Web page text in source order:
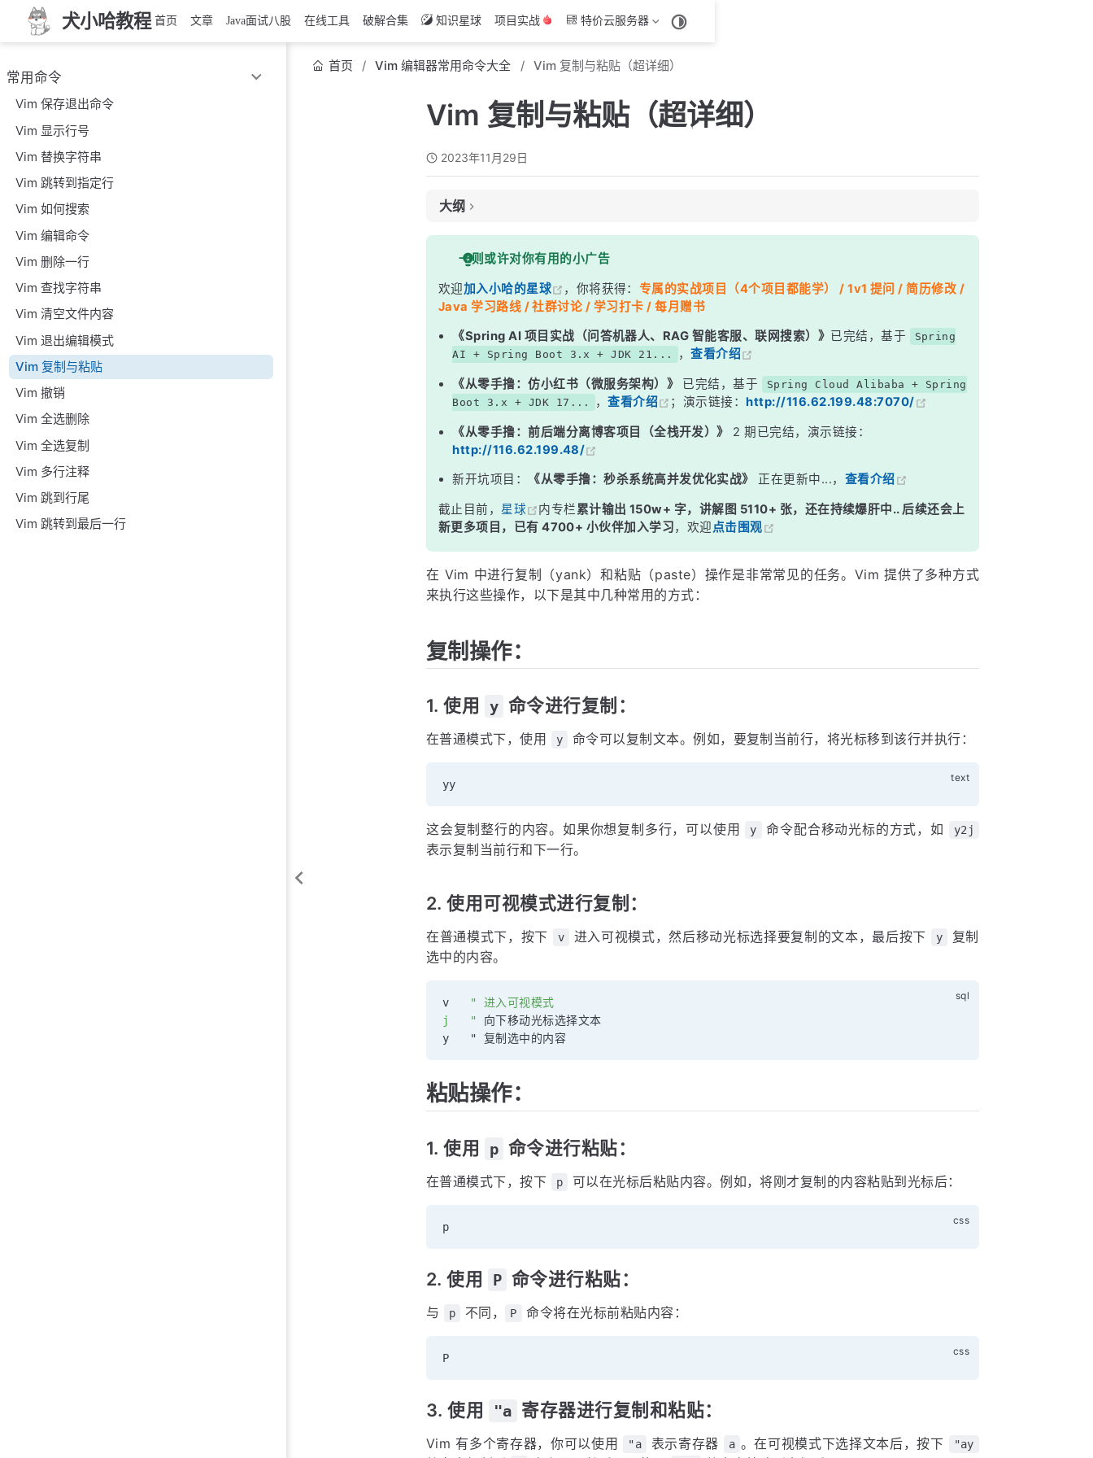
犬小哈教程 首页 文章 Java面试八股 在线工具 破解合集 知识星球 项目实战 特价云服务器
常用命令
Vim 保存退出命令
Vim 显示行号
Vim 替换字符串
Vim 跳转到指定行
Vim 如何搜索
Vim 编辑命令
Vim 删除一行
Vim 查找字符串
Vim 清空文件内容
Vim 退出编辑模式
Vim 复制与粘贴
Vim 撤销
Vim 全选删除
Vim 全选复制
Vim 多行注释
Vim 跳到行尾
Vim 跳转到最后一行
首页 Vim 编辑器常用命令大全 Vim 复制与粘贴（超详细）
Vim 复制与粘贴（超详细）
2023年11月29日
大纲
复制操作：
1. 使用 y 命令进行复制：
2. 使用可视模式进行复制：
1. 使用 p 命令进行粘贴：
2. 使用 P 命令进行粘贴：
3. 使用 &quot;a 寄存器进行复制和粘贴：
一则或许对你有用的小广告
欢迎加入小哈的星球 ，你将获得： 专属的实战项目（4个项目都能学） / 1v1 提问 / 简历修改 /
Java 学习路线 / 社群讨论 / 学习打卡 / 每月赠书
《Spring AI 项目实战（问答机器人、RAG 智能客服、联网搜索）》 已完结，基于
Spring
AI + Spring Boot 3.x + JDK 21...
，查看介绍
《从零手撸：仿小红书（微服务架构）》 已完结，基于
Spring Cloud Alibaba + Spring
Boot 3.x + JDK 17...
，查看介绍 ；演示链接：http://116.62.199.48:7070/
《从零手撸：前后端分离博客项目（全栈开发）》
2 期已完结，演示链接：
http://116.62.199.48/
新开坑项目： 《从零手撸：秒杀系统高并发优化实战》 正在更新中...， 查看介绍
截止目前， 星球 内专栏累计输出 150w+ 字，讲解图 5110+ 张，还在持续爆肝中.. 后续还会上
新更多项目，已有 4700+ 小伙伴加入学习，欢迎点击围观
在 Vim 中进行复制（yank）和粘贴（paste）操作是非常常见的任务。Vim 提供了多种方式
来执行这些操作，以下是其中几种常用的方式：
复制操作：
1. 使用 y 命令进行复制：
在普通模式下，使用 y 命令可以复制文本。例如，要复制当前行，将光标移到该行并执行：
这会复制整行的内容。如果你想复制多行，可以使用 y 命令配合移动光标的方式，如 y2j
表示复制当前行和下一行。
2. 使用可视模式进行复制：
在普通模式下，按下 v 进入可视模式，然后移动光标选择要复制的文本，最后按下 y
复制
选中的内容。
v
" 进入可视模式
j   "
向下移动光标选择文本
粘贴操作：
1. 使用 p 命令进行粘贴：
在普通模式下，按下 p 可以在光标后粘贴内容。例如，将刚才复制的内容粘贴到光标后：
2. 使用 P 命令进行粘贴：
与 p 不同， P 命令将在光标前粘贴内容：
3. 使用 "a 寄存器进行复制和粘贴：
Vim 有多个寄存器，你可以使用 "a 表示寄存器 a 。在可视模式下选择文本后，按下 "ay